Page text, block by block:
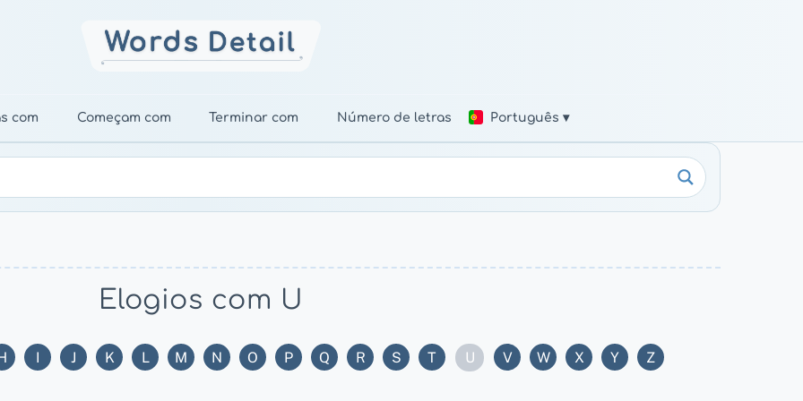
com Começam com Terminar com Número de letras Português ▾
Elogios com U
I J K L M N O P Q R S T U V W X Y Z